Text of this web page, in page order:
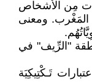
مِن الأشخاص
المَغْرب. ومعنى
"الرِّيف" في
تَـكْتِيكِيَة